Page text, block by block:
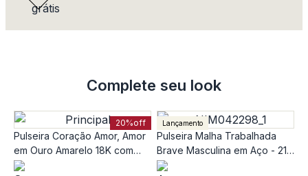
Complete seu look
20%off
Pulseira Coração Amor, Amor
em Ouro Amarelo 18K com
Diamante - 18 cm
Lançamento
Pulseira Malha Trabalhada
Brave Masculina em Aço - 21
cm